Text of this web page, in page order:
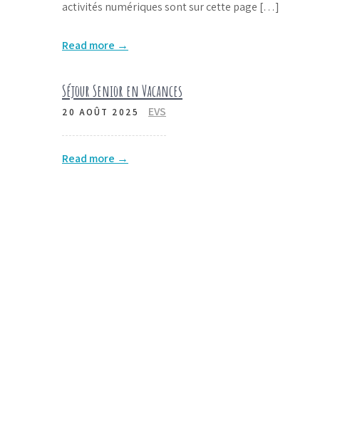
activités numériques sont sur cette page […]
Read more →
Séjour Senior en Vacances
20 AOÛT 2025 EVS
Read more →